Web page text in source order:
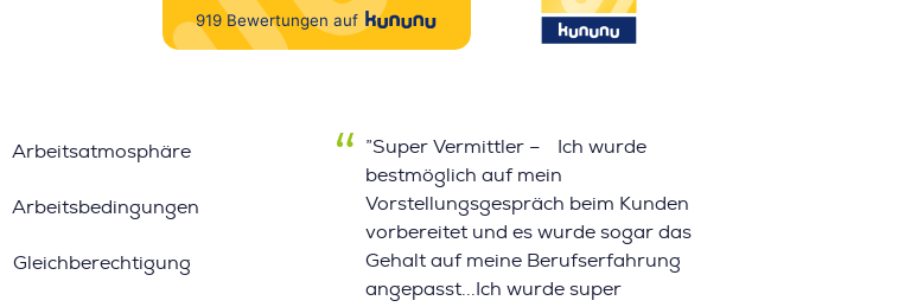
Arbeitsatmosphäre
Arbeitsbedingungen
Gleichberechtigung
”Super Vermittler – Ich wurde
bestmöglich auf mein
Vorstellungsgespräch beim Kunden
vorbereitet und es wurde sogar das
Gehalt auf meine Berufserfahrung
angepasst...Ich wurde super